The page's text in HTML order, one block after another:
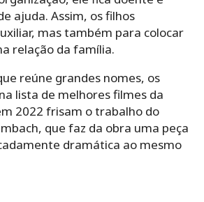
ajuda. Assim, os filhos
mas também para colocar
relação da família.
reúne grandes nomes, os
lista de melhores filmes da
2022 frisam o trabalho do
que faz da obra uma peça
dramática ao mesmo